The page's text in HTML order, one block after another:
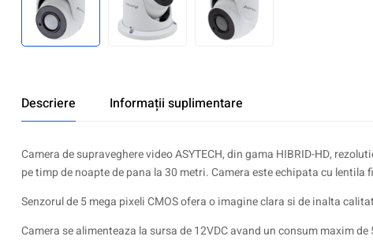
Descriere Informații suplimentare
Camera de supraveghere video ASYTECH, din gama HIBRID-HD,
pe timp de noapte de pana la 30 metri. Camera este echipata cu
Senzorul de 5 mega pixeli CMOS ofera o imagine clara si de inalta
Camera se alimenteaza la sursa de 12VDC avand un consum maxim de